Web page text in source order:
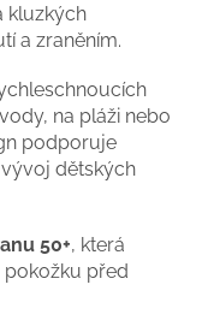
kluzkých
a zraněním.
na pláži nebo
podporuje
dětských
50+, která
před